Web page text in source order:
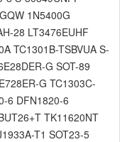
1N5400G
28 LT3476EUHF
TC1301B-TSBVUA S-
G SOT-89
G TC1303C-
6 DFN1820-6
TK11620NT
T1 SOT23-5